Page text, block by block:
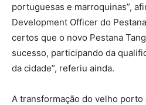
portuguesas e marroquinas”,
Development Officer do
certos que o novo Pestana
sucesso, participando da
da cidade”, referiu ainda.
A transformação do velho porto